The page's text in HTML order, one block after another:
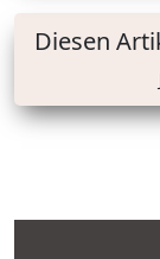
Diesen